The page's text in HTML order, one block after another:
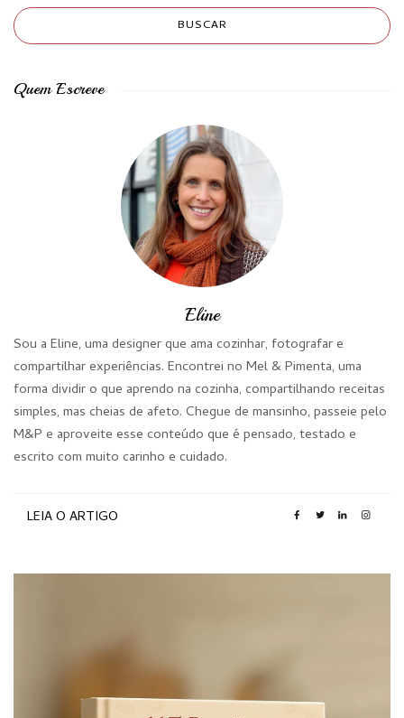
Quem Escreve
Eline
Sou a Eline, uma designer que ama cozinhar, fotografar e
compartilhar experiências. Encontrei no Mel & Pimenta, uma
forma dividir o que aprendo na cozinha, compartilhando receitas
simples, mas cheias de afeto. Chegue de mansinho, passeie pelo
M&P e aproveite esse conteúdo que é pensado, testado e
escrito com muito carinho e cuidado.
LEIA O ARTIGO